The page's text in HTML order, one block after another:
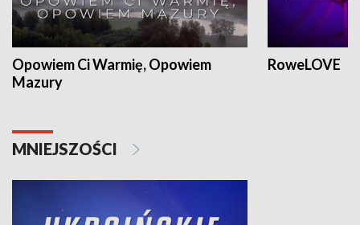
Opowiem Ci Warmię, Opowiem
Mazury
RoweLOVE
MNIEJSZOŚCI